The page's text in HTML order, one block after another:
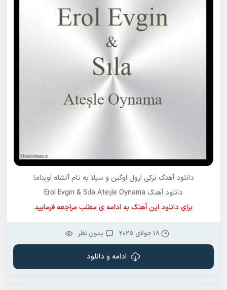
دانلود آهنگ ترکی ارول اوگین و سیلا به نامآتشله اویناما
دانلود آهنگ Erol Evgin & Sıla Ateşle Oynama
برای دانلود این آهنگ به ادامه ی مطلب مراجعه فرمایید
18 جولای 2025 بدون نظر
ادامه و دانلود